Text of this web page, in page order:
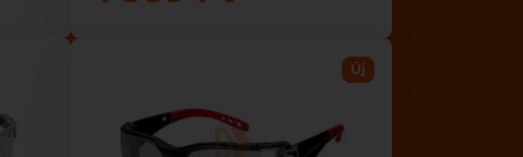
Új